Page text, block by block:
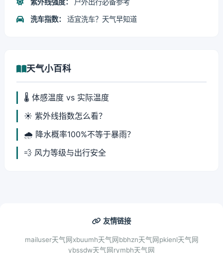
紫外线强度： 户外出行必备参考
洗车指数： 适宜洗车？天气早知道
天气小百科
🌡️ 体感温度 vs 实际温度
☀️ 紫外线指数怎么看？
🌧️ 降水概率100%不等于暴雨？
💨 风力等级与出行安全
友情链接
mailuser天气网xbuumh天气网bbhzn天气网pkienl天气网
ybssdw天气网rymbh天气网